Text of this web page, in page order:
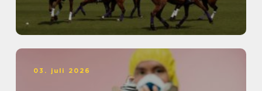
03. juli 2026